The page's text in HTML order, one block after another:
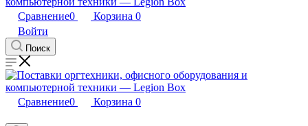
Сравнение0 Корзина 0
Войти
Поиск
Сравнение0 Корзина 0